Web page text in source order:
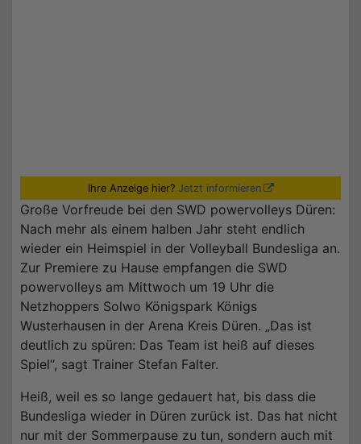
Ihre Anzeige hier? Jetzt informieren
Große Vorfreude bei den SWD powervolleys Düren:
Nach mehr als einem halben Jahr steht endlich
wieder ein Heimspiel in der Volleyball Bundesliga an.
Zur Premiere zu Hause empfangen die SWD
powervolleys am Mittwoch um 19 Uhr die
Netzhoppers Solwo Königspark Königs
Wusterhausen in der Arena Kreis Düren. „Das ist
deutlich zu spüren: Das Team ist heiß auf dieses
Spiel“, sagt Trainer Stefan Falter.
Heiß, weil es so lange gedauert hat, bis dass die
Bundesliga wieder in Düren zurück ist. Das hat nicht
nur mit der Sommerpause zu tun, sondern auch mit